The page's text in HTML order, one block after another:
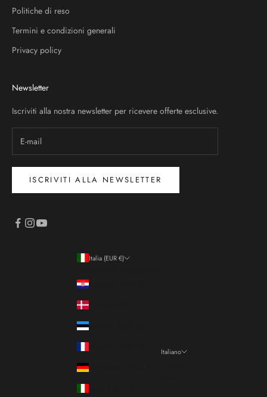
Politiche di reso
Termini e condizioni generali
Privacy policy
Newsletter
Iscriviti alla nostra newsletter per ricevere offerte esclusive.
ISCRIVITI ALLA NEWSLETTER
Italia (EUR €)
Croazia (EUR €)
Danimarca (DKK kr.)
Estonia (EUR €)
Francia (EUR €)
Germania (EUR €)
Italia (EUR €)
Italiano